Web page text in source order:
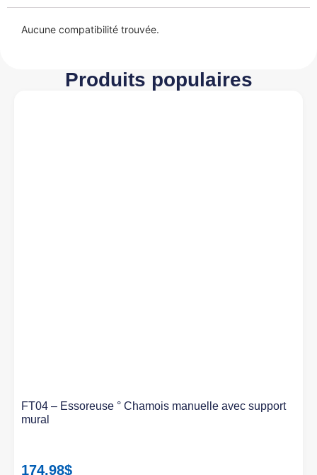
Aucune compatibilité trouvée.
Produits populaires
FT04 – Essoreuse ° Chamois manuelle avec support
mural
174.98$